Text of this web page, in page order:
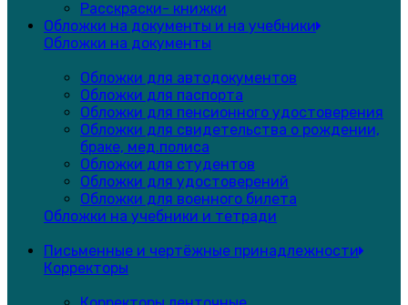
Расскраски- книжки
Обложки на документы и на учебники
Обложки на документы
Обложки для автодокументов
Обложки для паспорта
Обложки для пенсионного удостоверения
Обложки для свидетельства о рождении,
браке, мед.полиса
Обложки для студентов
Обложки для удостоверений
Обложки для военного билета
Обложки на учебники и тетради
Письменные и чертёжные принадлежности
Корректоры